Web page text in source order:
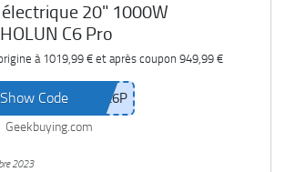
20" 1000W
C6 Pro
à 1019,99 €et après coupon 949,99 €
Show Code
Geekbuying.com
2023